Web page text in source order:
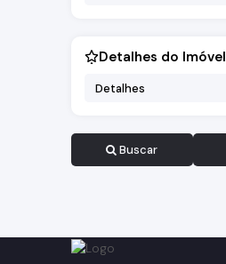
Detalhes do Imóvel
Detalhes
Buscar